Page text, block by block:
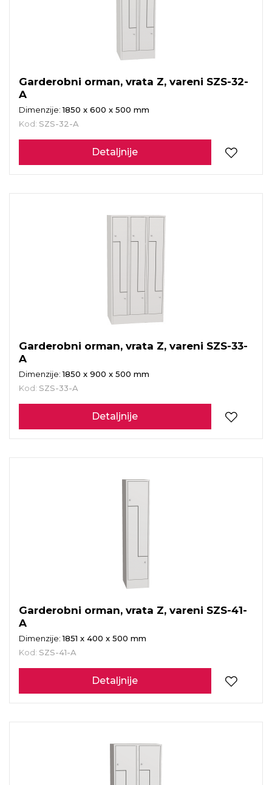
Garderobni orman, vrata Z, vareni SZS-32-
A
Dimenzije:1850 x 600 x 500 mm
Kod: SZS-32-A
Detaljnije
Garderobni orman, vrata Z, vareni SZS-33-
A
Dimenzije:1850 x 900 x 500 mm
Kod: SZS-33-A
Detaljnije
Garderobni orman, vrata Z, vareni SZS-41-
A
Dimenzije:1851 x 400 x 500 mm
Kod: SZS-41-A
Detaljnije